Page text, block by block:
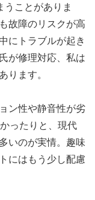
うことがありま
故障のリスクが高
にトラブルが起き
が修理対応、私は
ります。
ン性や静音性が劣
ったりと、現代
いのが実情。趣味
にはもう少し配慮